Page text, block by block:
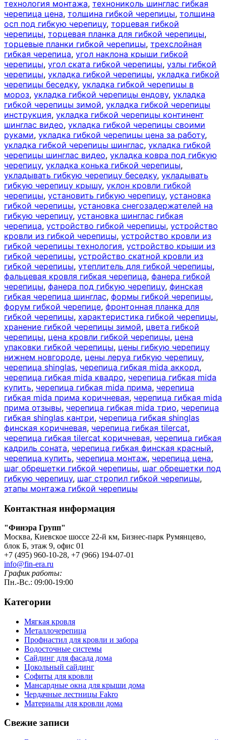
технология монтажа, технониколь шинглас гибкая
черепица цена, толщина гибкой черепицы, толщина
осп под гибкую черепицу, торцевая гибкой
черепицы, торцевая планка для гибкой черепицы,
торцевые планки гибкой черепицы, трехслойная
гибкая черепица, угол наклона крыши гибкой
черепицы, угол ската гибкой черепицы, узлы гибкой
черепицы, укладка гибкой черепицы, укладка гибкой
черепицы беседку, укладка гибкой черепицы в
мороз, укладка гибкой черепицы ендову, укладка
гибкой черепицы зимой, укладка гибкой черепицы
инструкция, укладка гибкой черепицы континент
шинглас видео, укладка гибкой черепицы своими
руками, укладка гибкой черепицы цена за работу,
укладка гибкой черепицы шинглас, укладка гибкой
черепицы шинглас видео, укладка ковра под гибкую
черепицу, укладка конька гибкой черепицы,
укладывать гибкую черепицу беседку, укладывать
гибкую черепицу крышу, уклон кровли гибкой
черепицы, установить гибкую черепицу, установка
гибкой черепицы, установка снегозадержателей на
гибкую черепицу, установка шинглас гибкая
черепица, устройство гибкой черепицы, устройство
кровли из гибкой черепицы, устройство кровли из
гибкой черепицы технология, устройство крыши из
гибкой черепицы, устройство скатной кровли из
гибкой черепицы, утеплитель для гибкой черепицы,
фальцевая кровля гибкая черепица, фанера гибкой
черепицы, фанера под гибкую черепицу, финская
гибкая черепица шинглас, формы гибкой черепицы,
форум гибкой черепице, фронтонная планка для
гибкой черепицы, характеристика гибкой черепицы,
хранение гибкой черепицы зимой, цвета гибкой
черепицы, цена кровли гибкой черепицы, цена
упаковки гибкой черепицы, цены гибкую черепицу
нижнем новгороде, цены леруа гибкую черепицу,
черепица shinglas, черепица гибкая mida аккорд,
черепица гибкая mida квадро, черепица гибкая mida
купить, черепица гибкая mida прима, черепица
гибкая mida прима коричневая, черепица гибкая mida
прима отзывы, черепица гибкая mida трио, черепица
гибкая shinglas кантри, черепица гибкая shinglas
финская коричневая, черепица гибкая tilercat,
черепица гибкая tilercat коричневая, черепица гибкая
кадриль соната, черепица гибкая финская красный,
черепица купить, черепица монтаж, черепица цена,
шаг обрешетки гибкой черепицы, шаг обрешетки под
гибкую черепицу, шаг стропил гибкой черепицы,
этапы монтажа гибкой черепицы
Контактная информация
"Финэра Групп"
Москва, Киевское шоссе 22-й км, Бизнес-парк Румянцево,
блок Б, этаж 9, офис 01
+7 (495) 960-10-28, +7 (966) 194-07-01
info@fin-era.ru
График работы:
Пн.-Вс.: 09:00-19:00
Категории
Мягкая кровля
Металлочерепица
Профнастил для кровли и забора
Водосточные системы
Сайдинг для фасада дома
Цокольный сайдинг
Софиты для кровли
Мансардные окна для крыши дома
Чердачные лестницы Fakro
Материалы для кровли дома
Свежие записи